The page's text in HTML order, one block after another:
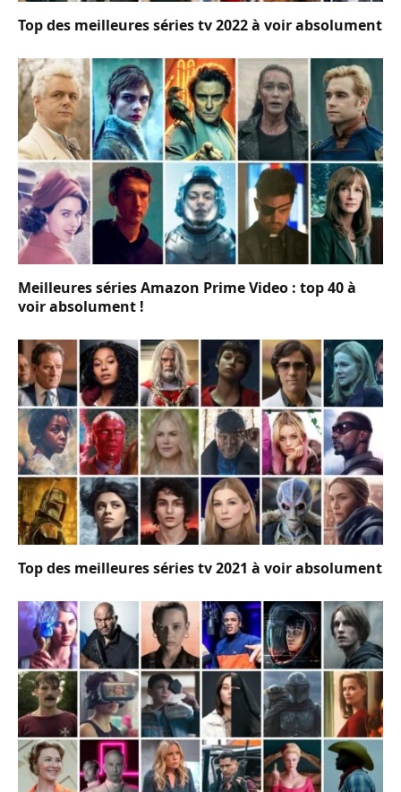
Top des meilleures séries tv 2022 à voir absolument
Meilleures séries Amazon Prime Video : top 40 à
voir absolument !
Top des meilleures séries tv 2021 à voir absolument